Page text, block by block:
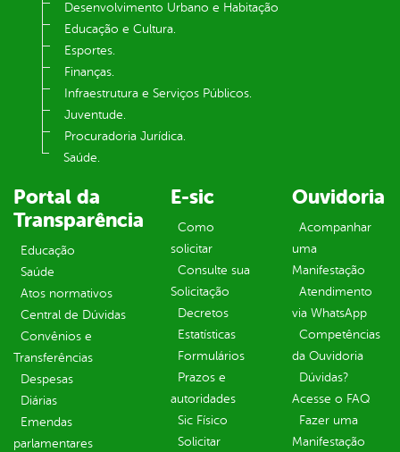
Desenvolvimento Urbano e Habitação
Educação e Cultura.
Esportes.
Finanças.
Infraestrutura e Serviços Públicos.
Juventude.
Procuradoria Jurídica.
Saúde.
Portal da
Transparência
Educação
Saúde
Atos normativos
Central de Dúvidas
Convênios e
Transferências
Despesas
Diárias
Emendas
parlamentares
E-sic
Como
solicitar
Consulte sua
Solicitação
Decretos
Estatísticas
Formulários
Prazos e
autoridades
Sic Físico
Solicitar
Ouvidoria
Acompanhar
uma
Manifestação
Atendimento
via WhatsApp
Competências
da Ouvidoria
Dúvidas?
Acesse o FAQ
Fazer uma
Manifestação